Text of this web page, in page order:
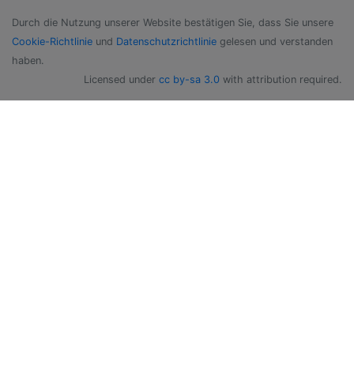
Durch die Nutzung unserer Website bestätigen Sie, dass Sie unsere
Cookie-Richtlinie und Datenschutzrichtlinie gelesen und verstanden
haben.
Licensed under cc by-sa 3.0 with attribution required.